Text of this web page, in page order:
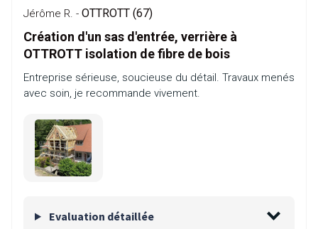
Jérôme R. - OTTROTT (67)
Création d'un sas d'entrée, verrière à
OTTROTT isolation de fibre de bois
Entreprise sérieuse, soucieuse du détail. Travaux menés
avec soin, je recommande vivement.
Evaluation détaillée